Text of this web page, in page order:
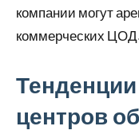
компании могут
коммерческих
центров